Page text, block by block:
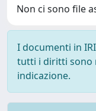
Non ci sono file
I documenti in
tutti i diritti sono
indicazione.